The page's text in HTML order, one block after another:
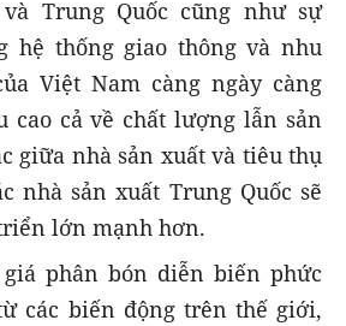
Trung Quốc cũng như sự
hệ thống giao thông và nhu
Việt Nam càng ngày càng
cao cả về chất lượng lẫn sản
giữa nhà sản xuất và tiêu thụ
nhà sản xuất Trung Quốc sẽ
lớn mạnh hơn.
phân bón diễn biến phức
các biến động trên thế giới,